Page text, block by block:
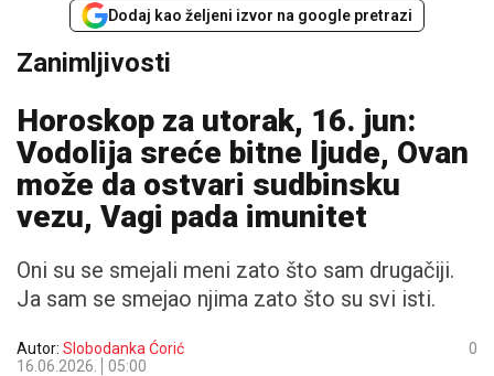
Dodaj kao željeni izvor na google pretrazi
Zanimljivosti
Horoskop za utorak, 16. jun:
Vodolija sreće bitne ljude, Ovan
može da ostvari sudbinsku
vezu, Vagi pada imunitet
Oni su se smejali meni zato što sam drugačiji.
Ja sam se smejao njima zato što su svi isti.
Autor: Slobodanka Ćorić
16.06.2026.
05:00
0